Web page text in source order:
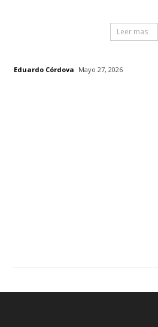
Leer mas
Eduardo Córdova Mayo 27, 2026